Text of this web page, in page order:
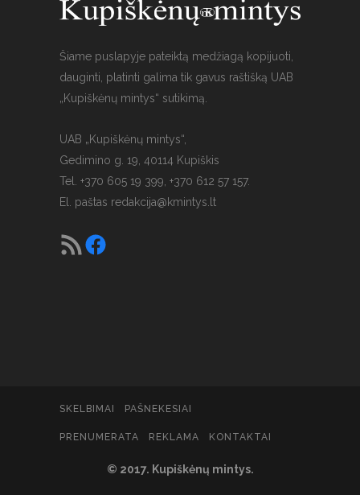
Šiame puslapyje pateiktą medžiagą kopijuoti,
dauginti, platinti galima tik gavus raštišką UAB
„Kupiškėnų mintys“ sutikimą.
UAB „Kupiškėnų mintys“,
Gedimino g. 19, 40114 Kupiškis
Tel. +370 605 19 399, +370 612 57 157.
El. paštas redakcija@kmintys.lt
SKELBIMAI PAŠNEKESIAI
© 2017. Kupiškėnų mintys.
PRENUMERATA REKLAMA KONTAKTAI